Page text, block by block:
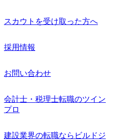
スカウトを受け取った方へ
採用情報
お問い合わせ
会計士・税理士転職のツイン
プロ
建設業界の転職ならビルドジ